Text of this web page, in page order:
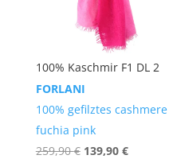
100% Kaschmir F1 DL 2
FORLANI
100% gefilztes cashmere
fuchia pink
259,90€ Ursprünglicher
139,90 €Aktueller